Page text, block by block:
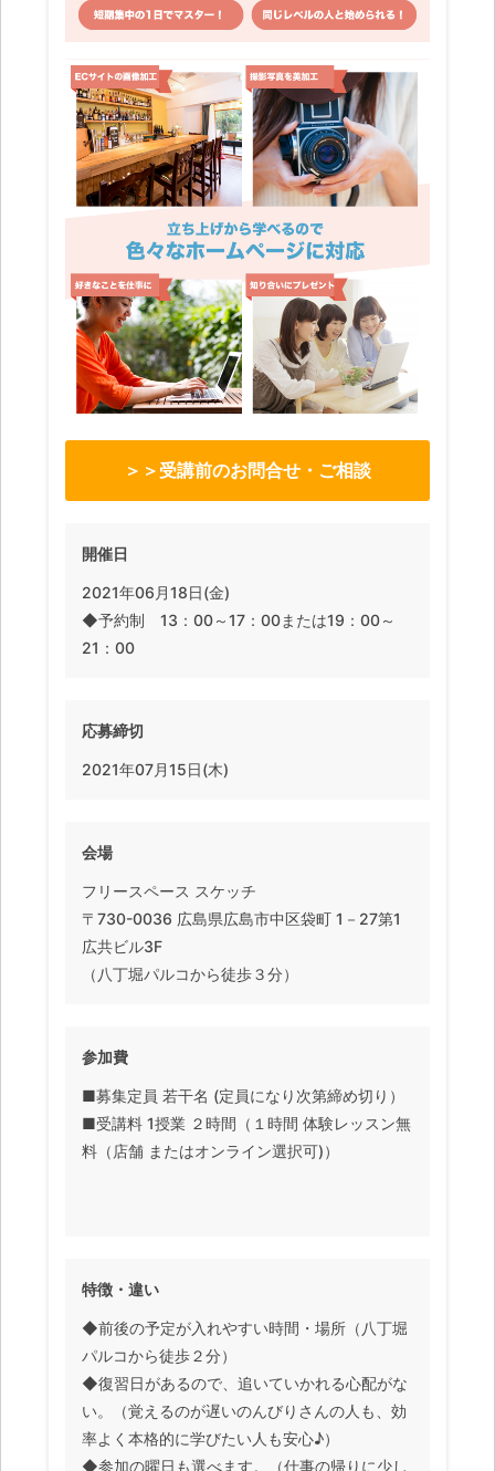
＞＞受講前のお問合せ・ご相談
開催日
2021年06月18日(金)
◆予約制 13：00～17：00または19：00～
21：00
応募締切
2021年07月15日(木)
会場
フリースペース スケッチ
〒730-0036 広島県広島市中区袋町 1－27第1
広共ビル3F
（八丁堀パルコから徒歩３分）
参加費
■募集定員 若干名 (定員になり次第締め切り）
■受講料 1授業 ２時間（１時間 体験レッスン無
料（店舗 またはオンライン選択可)）
特徴・違い
◆前後の予定が入れやすい時間・場所（八丁堀
パルコから徒歩２分）
◆復習日があるので、追いていかれる心配がな
い。（覚えるのが遅いのんびりさんの人も、効
率よく本格的に学びたい人も安心♪）
◆参加の曜日も選べます。（仕事の帰りに少し